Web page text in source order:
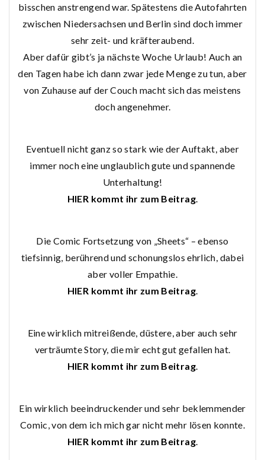
bisschen anstrengend war. Spätestens die Autofahrten
zwischen Niedersachsen und Berlin sind doch immer
sehr zeit- und kräfteraubend.
Aber dafür gibt’s ja nächste Woche Urlaub! Auch an
den Tagen habe ich dann zwar jede Menge zu tun, aber
von Zuhause auf der Couch macht sich das meistens
doch angenehmer.
Eventuell nicht ganz so stark wie der Auftakt, aber
immer noch eine unglaublich gute und spannende
Unterhaltung!
HIER kommt ihr zum Beitrag.
Die Comic Fortsetzung von „Sheets“ – ebenso
tiefsinnig, berührend und schonungslos ehrlich, dabei
aber voller Empathie.
HIER kommt ihr zum Beitrag.
Eine wirklich mitreißende, düstere, aber auch sehr
verträumte Story, die mir echt gut gefallen hat.
HIER kommt ihr zum Beitrag.
Ein wirklich beeindruckender und sehr beklemmender
Comic, von dem ich mich gar nicht mehr lösen konnte.
HIER kommt ihr zum Beitrag.